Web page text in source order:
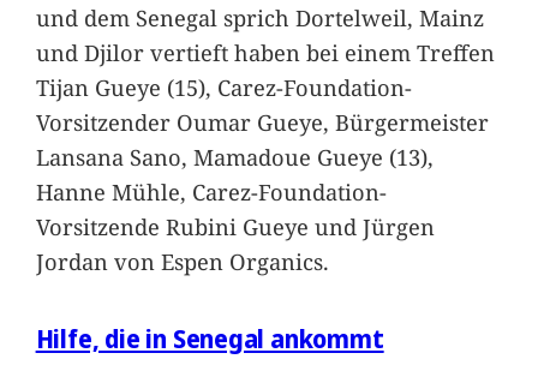
und dem Senegal sprich Dortelweil, Mainz
und Djilor vertieft haben bei einem Treffen
Tijan Gueye (15), Carez-Foundation-
Vorsitzender Oumar Gueye, Bürgermeister
Lansana Sano, Mamadoue Gueye (13),
Hanne Mühle, Carez-Foundation-
Vorsitzende Rubini Gueye und Jürgen
Jordan von Espen Organics.
Hilfe, die in Senegal ankommt